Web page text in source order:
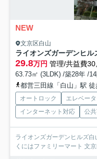
NEW
文京区白山
ライオンズガーデンヒル
29.8万円 管理/共益費
63.73㎡ (3LDK) /築28年 /
都営三田線「白山」駅 徒
オートロック エレベー
インターネット対応
公
ライオンズガーデンヒルズ
くにはファミリーマート 文